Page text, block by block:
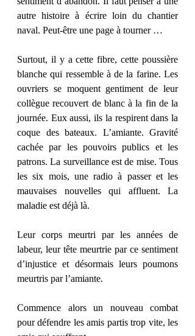
autre histoire à écrire loin du chantier
naval. Peut-être une page à tourner …
Surtout, il y a cette fibre, cette poussière
blanche qui ressemble à de la farine. Les
ouvriers se moquent gentiment de leur
collègue recouvert de blanc à la fin de la
journée. Eux aussi, ils la respirent dans la
coque des bateaux. L’amiante. Gravité
cachée par les pouvoirs publics et les
patrons. La surveillance est de mise. Tous
les six mois, une radio à passer et les
mauvaises nouvelles qui affluent. La
maladie est déjà là.
Leur corps meurtri par les années de
labeur, leur tête meurtrie par ce sentiment
d’injustice et désormais leurs poumons
meurtris par l’amiante.
Commence alors un nouveau combat
pour défendre les amis partis trop vite, les